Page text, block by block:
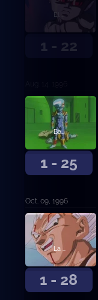
1 - 22
El despertar de Baby
1 - 25
Baby llega a la Tierra
Oct. 09, 1996
1 - 28
La vuelta de Goku